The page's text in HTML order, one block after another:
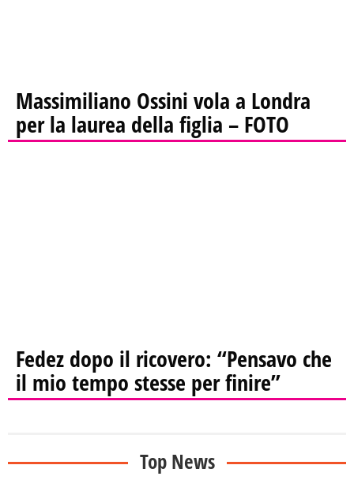
Massimiliano Ossini vola a Londra
per la laurea della figlia – FOTO
Fedez dopo il ricovero: “Pensavo che
il mio tempo stesse per finire”
Top News